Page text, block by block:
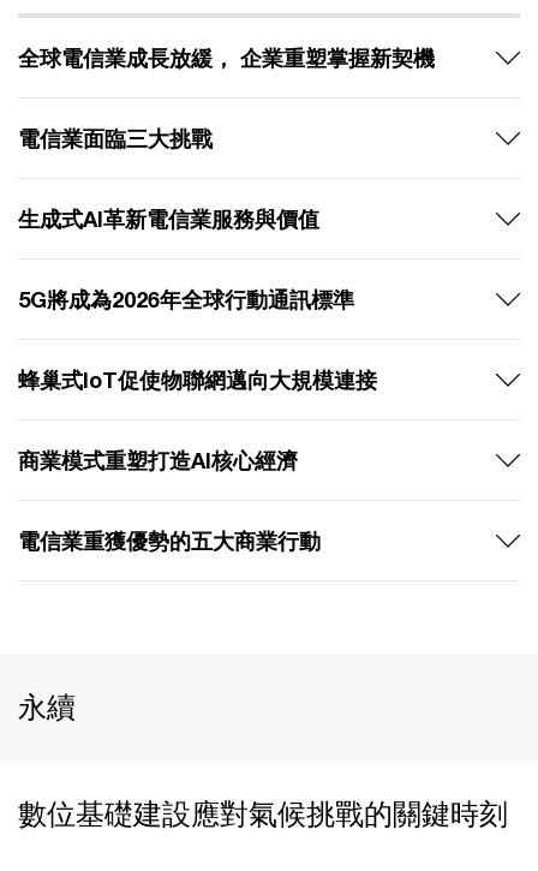
全球電信業成長放緩， 企業重塑掌握新契機
電信業面臨三大挑戰
生成式AI革新電信業服務與價值
5G將成為2026年全球行動通訊標準
蜂巢式IoT促使物聯網邁向大規模連接
商業模式重塑打造AI核心經濟
電信業重獲優勢的五大商業行動
永續
數位基礎建設應對氣候挑戰的關鍵時刻